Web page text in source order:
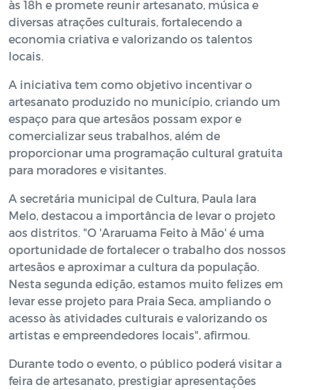
às 18h e promete reunir artesanato, música e
diversas atrações culturais, fortalecendo a
economia criativa e valorizando os talentos
locais.
A iniciativa tem como objetivo incentivar o
artesanato produzido no município, criando um
espaço para que artesãos possam expor e
comercializar seus trabalhos, além de
proporcionar uma programação cultural gratuita
para moradores e visitantes.
A secretária municipal de Cultura, Paula Iara
Melo, destacou a importância de levar o projeto
aos distritos. "O 'Araruama Feito à Mão' é uma
oportunidade de fortalecer o trabalho dos nossos
artesãos e aproximar a cultura da população.
Nesta segunda edição, estamos muito felizes em
levar esse projeto para Praia Seca, ampliando o
acesso às atividades culturais e valorizando os
artistas e empreendedores locais", afirmou.
Durante todo o evento, o público poderá visitar a
feira de artesanato, prestigiar apresentações